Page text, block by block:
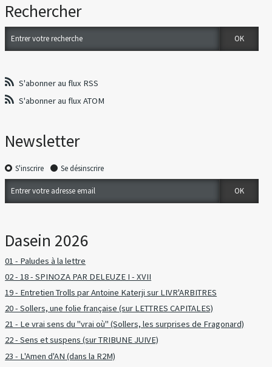
Rechercher
S'abonner au flux RSS
S'abonner au flux ATOM
Newsletter
S'inscrire Se désinscrire
Dasein 2026
01 - Paludes à la lettre
02 - 18 - SPINOZA PAR DELEUZE I - XVII
19 - Entretien Trolls par Antoine Katerji sur LIVR'ARBITRES
20 - Sollers, une folie française (sur LETTRES CAPITALES)
21 - Le vrai sens du "vrai où" (Sollers, les surprises de Fragonard)
22 - Sens et suspens (sur TRIBUNE JUIVE)
23 - L'Amen d'AN (dans la R2M)